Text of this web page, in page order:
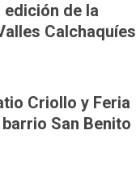
edición de la
Calchaquíes
Criollo y Feria
San Benito